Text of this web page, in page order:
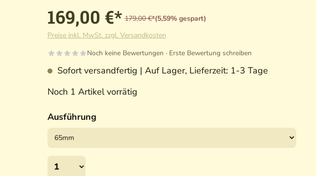
169,00 €* 179,00 €*(5,59% gespart)
Preise inkl. MwSt. zzgl. Versandkosten
Noch keine Bewertungen · Erste Bewertung schreiben
Sofort versandfertig | Auf Lager, Lieferzeit: 1-3 Tage
Noch 1 Artikel vorrätig
Ausführung